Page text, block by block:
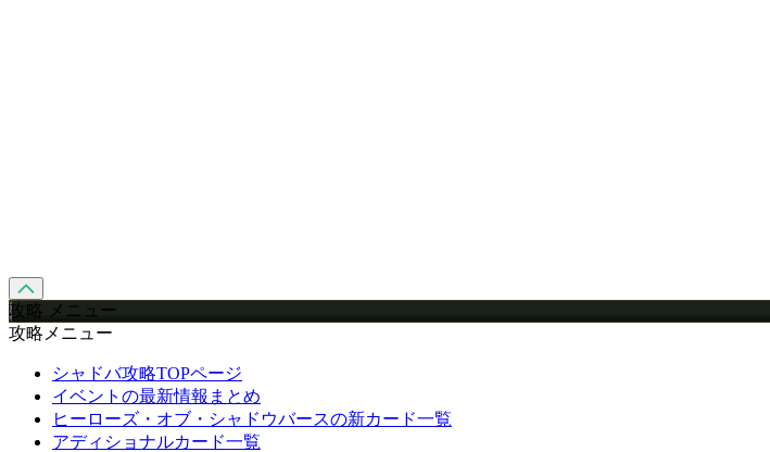
攻略 メニュー
攻略メニュー
シャドバ攻略TOPページ
イベントの最新情報まとめ
ヒーローズ・オブ・シャドウバースの新カード一覧
アディショナルカード一覧